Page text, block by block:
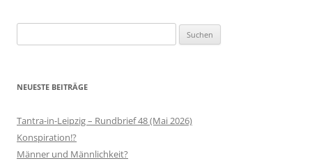
nach:
NEUESTE BEITRÄGE
Tantra-in-Leipzig – Rundbrief 48 (Mai 2026)
Konspiration!?
Männer und Männlichkeit?